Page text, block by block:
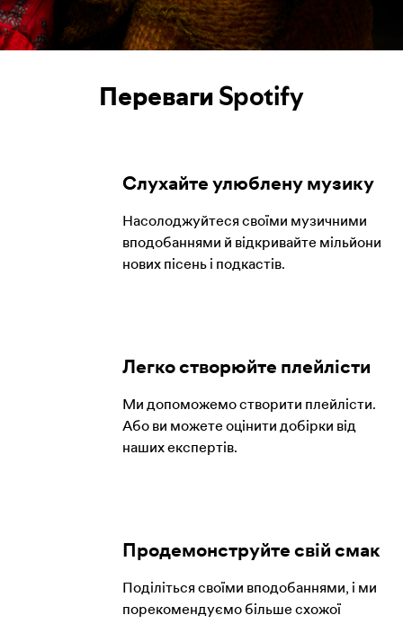
Переваги Spotify
Слухайте улюблену музику
Насолоджуйтеся своїми музичними
вподобаннями й відкривайте мільйони
нових пісень і подкастів.
Легко створюйте плейлісти
Ми допоможемо створити плейлісти.
Або ви можете оцінити добірки від
наших експертів.
Продемонструйте свій смак
Поділіться своїми вподобаннями, і ми
порекомендуємо більше схожої